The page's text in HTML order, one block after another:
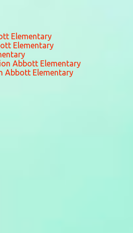
Elementary
Elementary
Abbott Elementary
Abbott Elementary